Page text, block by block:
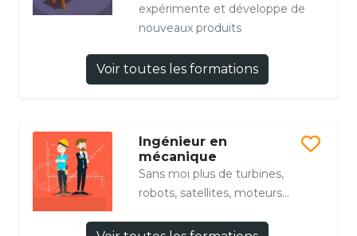
expérimente et développe de
nouveaux produits
Voir toutes les formations
Ingénieur en
mécanique
Sans moi plus de turbines,
robots, satellites, moteurs...